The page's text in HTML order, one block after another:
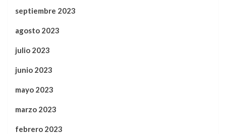
septiembre 2023
agosto 2023
julio 2023
junio 2023
mayo 2023
marzo 2023
febrero 2023